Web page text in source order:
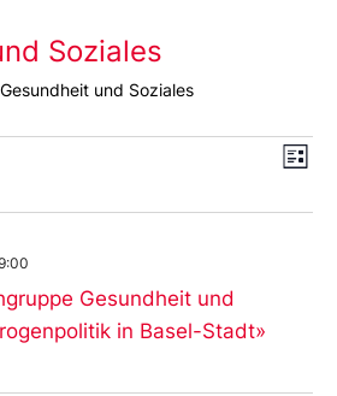
Soziales
Gesundheit und Soziales
Liste
Gesundheit und
in Basel-Stadt»